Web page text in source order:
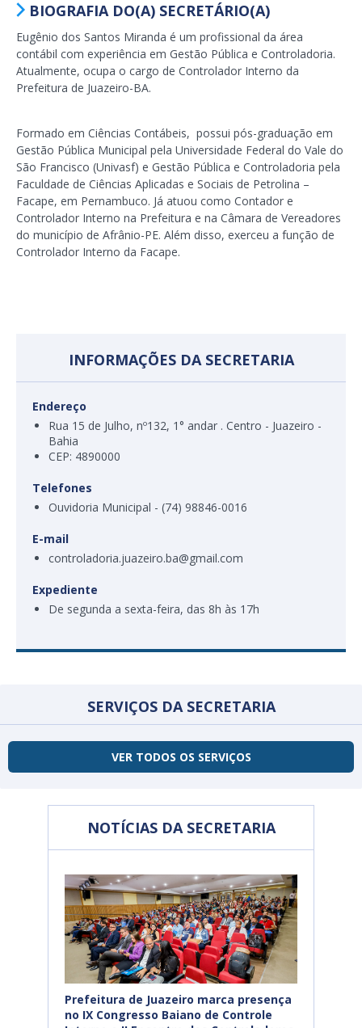
BIOGRAFIA DO(A) SECRETÁRIO(A)
Eugênio dos Santos Miranda é um profissional da área
contábil com experiência em Gestão Pública e Controladoria.
Atualmente, ocupa o cargo de Controlador Interno da
Prefeitura de Juazeiro-BA.
Formado em Ciências Contábeis, possui pós-graduação em
Gestão Pública Municipal pela Universidade Federal do Vale do
São Francisco (Univasf) e Gestão Pública e Controladoria pela
Faculdade de Ciências Aplicadas e Sociais de Petrolina –
Facape, em Pernambuco. Já atuou como Contador e
Controlador Interno na Prefeitura e na Câmara de Vereadores
do município de Afrânio-PE. Além disso, exerceu a função de
Controlador Interno da Facape.
INFORMAÇÕES DA SECRETARIA
Endereço
Rua 15 de Julho, nº132, 1° andar . Centro - Juazeiro -
Bahia
CEP: 4890000
Telefones
Ouvidoria Municipal - (74) 98846-0016
E-mail
controladoria.juazeiro.ba@gmail.com
Expediente
De segunda a sexta-feira, das 8h às 17h
SERVIÇOS DA SECRETARIA
VER TODOS OS SERVIÇOS
NOTÍCIAS DA SECRETARIA
Prefeitura de Juazeiro marca presença
no IX Congresso Baiano de Controle